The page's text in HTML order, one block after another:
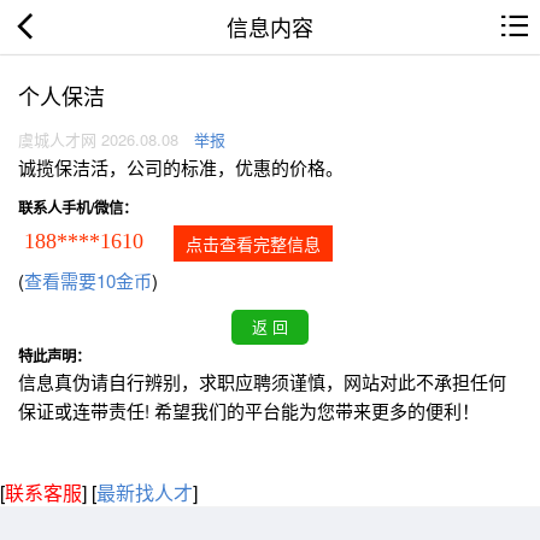
信息内容
个人保洁
虞城人才网 2026.08.08 举报
诚揽保洁活，公司的标准，优惠的价格。
联系人手机/微信：
188****1610 点击查看完整信息
(查看需要10金币)
特此声明：
信息真伪请自行辨别，求职应聘须谨慎，网站对此不承担任何
保证或连带责任! 希望我们的平台能为您带来更多的便利！
[联系客服] [最新找人才]